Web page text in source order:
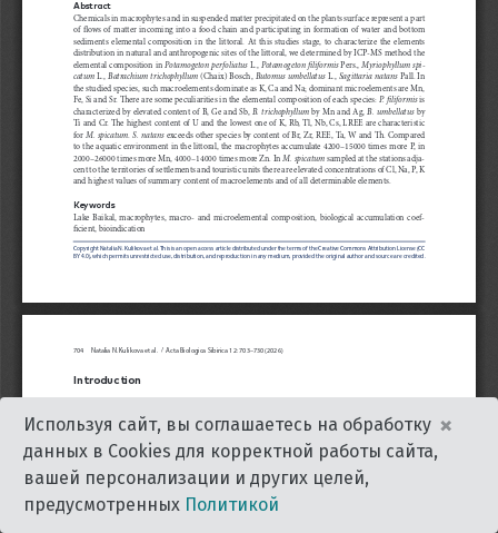
Используя сайт, вы соглашаетесь на обработку
данных в Cookies для корректной работы сайта,
вашей персонализации и других целей,
предусмотренных Политикой
×